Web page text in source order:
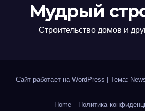
Мудрый
Строительство домов и
Сайт работает на WordPress Тема:
Home Политика